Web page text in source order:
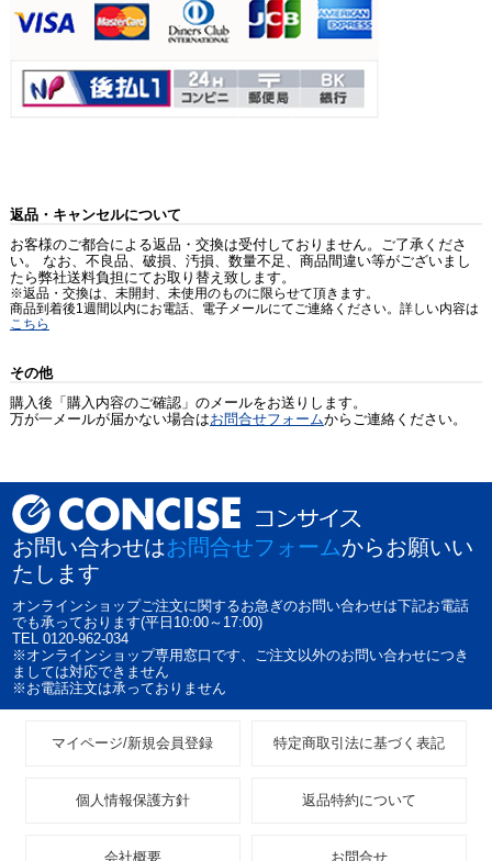
返品・キャンセルについて
お客様のご都合による返品・交換は受付しておりません。ご了承くださ
い。 なお、不良品、破損、汚損、数量不足、商品間違い等がございまし
たら弊社送料負担にてお取り替え致します。
※返品・交換は、未開封、未使用のものに限らせて頂きます。
商品到着後1週間以内にお電話、電子メールにてご連絡ください。詳しい内容は
こちら
その他
購入後「購入内容のご確認」のメールをお送りします。
万が一メールが届かない場合はお問合せフォームからご連絡ください。
お問い合わせはお問合せフォームからお願いい
たします
オンラインショップご注文に関するお急ぎのお問い合わせは下記お電話
でも承っております(平日10:00～17:00)
TEL 0120-962-034
※オンラインショップ専用窓口です、ご注文以外のお問い合わせにつき
ましては対応できません
※お電話注文は承っておりません
マイページ/新規会員登録 特定商取引法に基づく表記
個人情報保護方針 返品特約について
会社概要 お問合せ